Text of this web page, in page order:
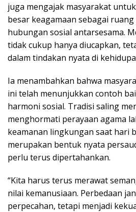
juga mengajak masyarakat
besar keagamaan sebagai
hubungan sosial antarsesama.
tidak cukup hanya diucapkan,
dalam tindakan nyata di
Ia menambahkan bahwa
ini telah menunjukkan contoh
harmoni sosial. Tradisi saling
menghormati perayaan agama
keamanan lingkungan saat hari
merupakan bentuk nyata
perlu terus dipertahankan.
“Kita harus terus merawat
nilai kemanusiaan. Perbedaan
perpecahan, tetapi menjadi